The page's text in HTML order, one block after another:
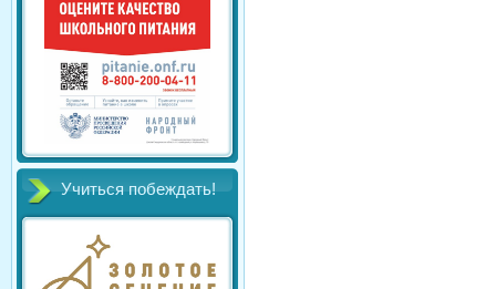
Учиться побеждать!